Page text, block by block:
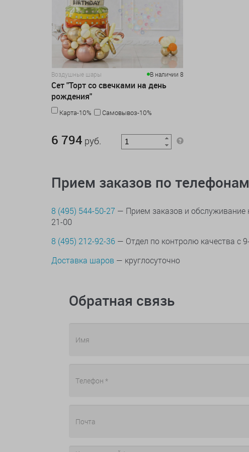
Воздушные шары В наличии 8
Сет "Торт со свечками на день
рождения"
Карта-10%
Самовывоз-10%
6 794 руб.
Прием заказов по телефонам
8 (495) 544-50-27 — Прием заказов и обслуживание
21-00
8 (495) 212-92-36 — Отдел по контролю качества с
Доставка шаров — круглосуточно
Обратная связь